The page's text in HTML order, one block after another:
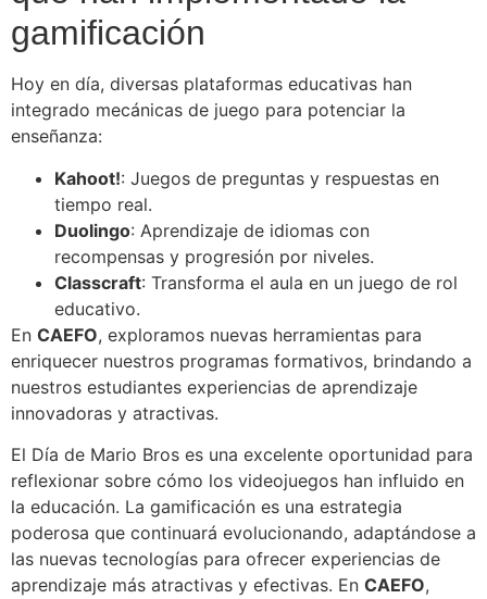
gamificación
Hoy en día, diversas plataformas educativas han
integrado mecánicas de juego para potenciar la
enseñanza:
Kahoot!: Juegos de preguntas y respuestas en
tiempo real.
Duolingo: Aprendizaje de idiomas con
recompensas y progresión por niveles.
Classcraft: Transforma el aula en un juego de rol
educativo.
En CAEFO, exploramos nuevas herramientas para
enriquecer nuestros programas formativos, brindando a
nuestros estudiantes experiencias de aprendizaje
innovadoras y atractivas.
El Día de Mario Bros es una excelente oportunidad para
reflexionar sobre cómo los videojuegos han influido en
la educación. La gamificación es una estrategia
poderosa que continuará evolucionando, adaptándose a
las nuevas tecnologías para ofrecer experiencias de
aprendizaje más atractivas y efectivas. En CAEFO,